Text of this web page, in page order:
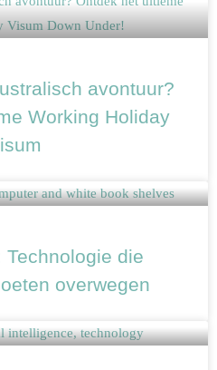
avontuur?
Working Holiday
Technologie die
overwegen